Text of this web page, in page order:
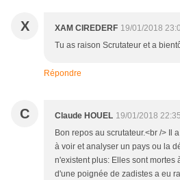
X XAM CIREDERF 19/01/2018
Tu as raison Scrutateur et a
Répondre
C Claude HOUEL 19/01/2018 22:35
Bon repos au scrutateur.<br /> Il
à voir et analyser un pays ou la
n'existent plus: Elles sont mortes
d'une poignée de zadistes a eu